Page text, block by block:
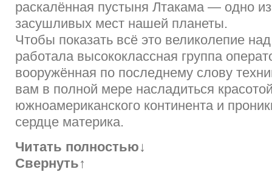
раскалённая пустыня Лтакама — одно
засушливых мест нашей планеты.
Чтобы показать всё это великолепие
работала высококлассная группа
вооружённая по последнему слову
вам в полной мере насладиться
южноамериканского континента и
сердце материка.
Читать полностью↓
Свернуть↑